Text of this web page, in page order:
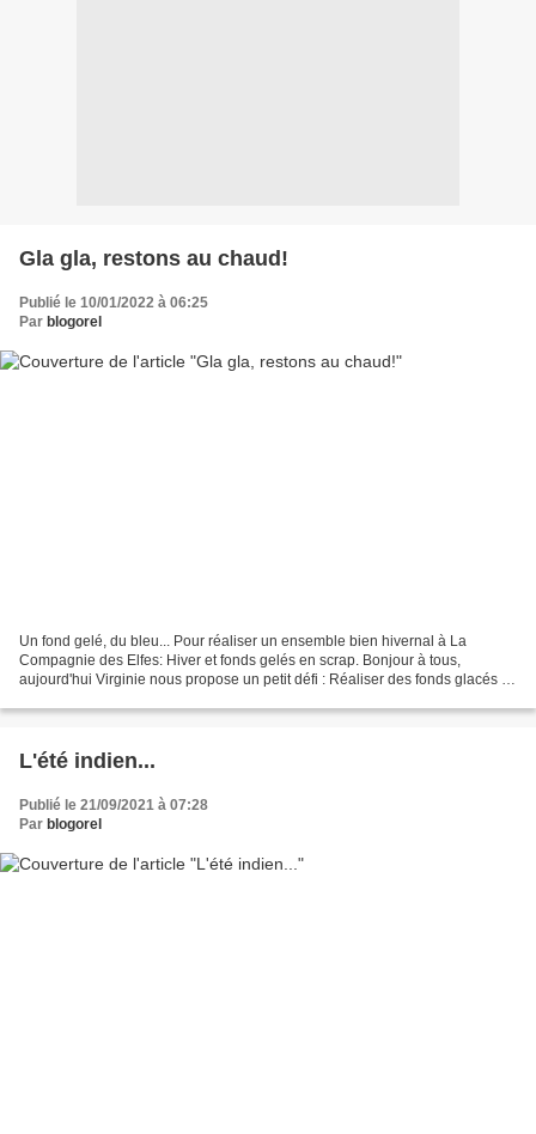
Gla gla, restons au chaud!
Publié le 10/01/2022 à 06:25
Par blogorel
Un fond gelé, du bleu... Pour réaliser un ensemble bien hivernal à La
Compagnie des Elfes: Hiver et fonds gelés en scrap. Bonjour à tous,
aujourd'hui Virginie nous propose un petit défi : Réaliser des fonds glacés et
L'été indien...
Publié le 21/09/2021 à 07:28
Par blogorel